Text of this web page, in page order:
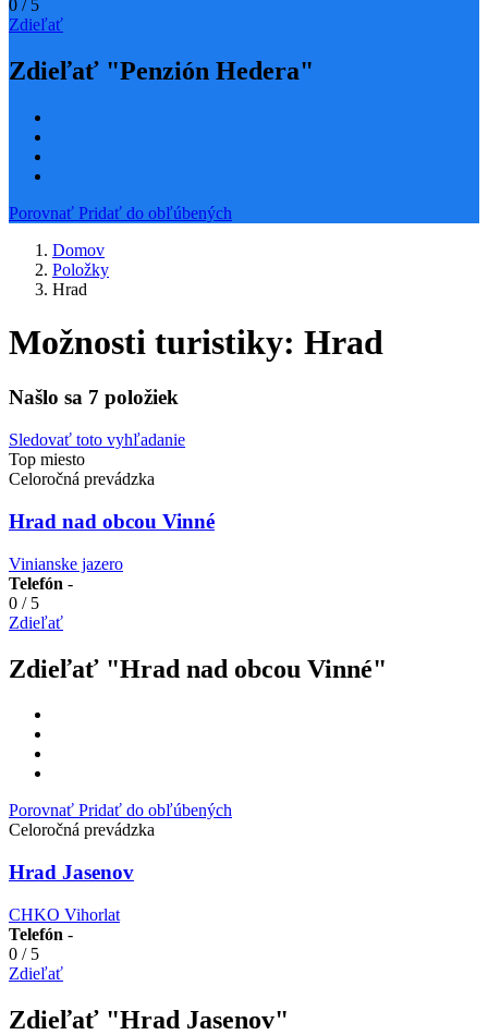
0 /5
Zdieľať
Zdieľať "Penzión Hedera"
Porovnať Pridať do obľúbených
Domov
Položky
Hrad
Možnosti turistiky: Hrad
Našlo sa 7 položiek
Sledovať toto vyhľadanie
Top miesto
Celoročná prevádzka
Hrad nad obcou Vinné
Vinianske jazero
Telefón -
0 /5
Zdieľať
Zdieľať "Hrad nad obcou Vinné"
Porovnať Pridať do obľúbených
Celoročná prevádzka
Hrad Jasenov
CHKO Vihorlat
Telefón -
0 /5
Zdieľať
Zdieľať "Hrad Jasenov"